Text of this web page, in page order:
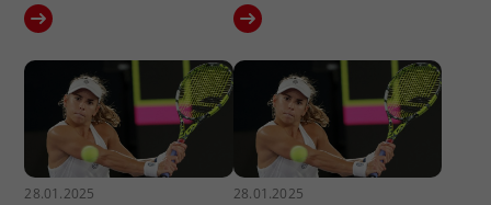
28.01.2025 28.01.2025